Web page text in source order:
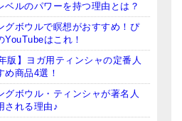
ター
ード各種
・チャーム
ベルのパワーを持つ理由とは？
グボウルで瞑想がおすすめ！ぴ
YouTubeはこれ！
版】ヨガ用ティンシャの定番人
め商品4選！
グボウル・ティンシャが著名人
される理由♪